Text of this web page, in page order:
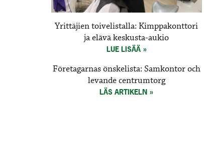
Yrittäjien toivelistalla: Kimppakonttori
ja elävä keskusta-aukio
LUE LISÄÄ
Företagarnas önskelista: Samkontor och
levande centrumtorg
LÄS ARTIKELN